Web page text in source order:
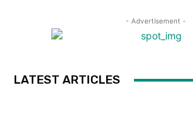
- Advertisement -
LATEST ARTICLES